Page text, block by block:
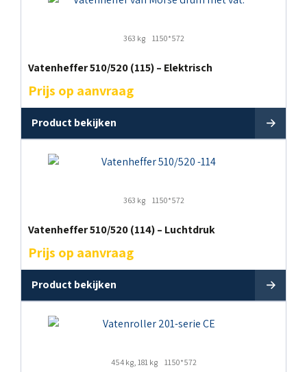
363 kg 1150*572
Vatenheffer 510/520 (115) – Elektrisch
Prijs op aanvraag
Product bekijken
363 kg 1150*572
Vatenheffer 510/520 (114) – Luchtdruk
Prijs op aanvraag
Product bekijken
454 kg, 181 kg 1150*572